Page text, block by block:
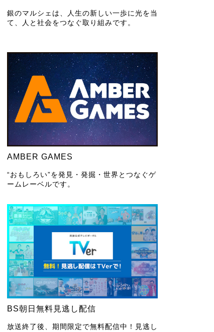
銀のマルシェは、人生の新しい一歩に光を当
て、人と社会をつなぐ取り組みです。
AMBER GAMES
“おもしろい”を発見・発掘・世界とつなぐゲ
ームレーベルです。
BS朝日無料見逃し配信
放送終了後、期間限定で無料配信中！見逃し